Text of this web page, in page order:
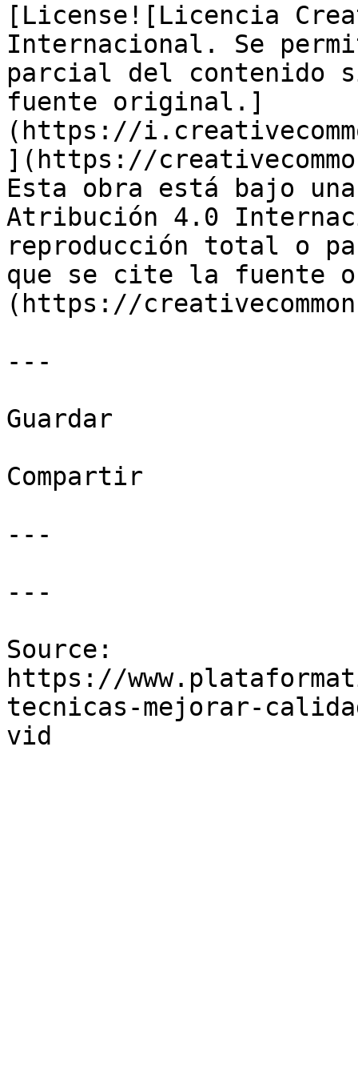
[License![Licencia
Internacional. Se
parcial del contenido
fuente original.]
(https://
](https://
Esta obra está bajo
Atribución 4.0
reproducción total o
que se cite la fuente
(https://
---
Guardar
Compartir
---
---
Source:
https://
tecnicas-mejorar-